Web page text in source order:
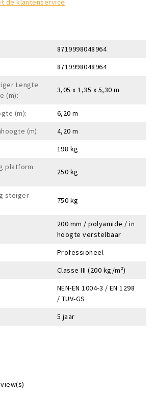
de klantenservice
8719998048964
8719998048964
Lengte
(m):
3,05 x 1,35 x 5,30 m
(m):
6,20 m
(m):
4,20 m
198 kg
platform
250 kg
steiger
750 kg
200 mm / polyamide / in
hoogte verstelbaar
Professioneel
Classe III (200 kg/m²)
NEN-EN 1004-3 / EN 1298
/ TUV-GS
5 jaar